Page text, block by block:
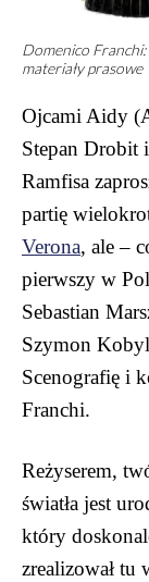
Domenico
materiały prasowe
Ojcami Aidy
Stepan Drobit
Ramfisa
partię
Verona, ale –
pierwszy w
Sebastian
Szymon
Scenografię i
Franchi.
Reżyserem,
światła jest
który
zrealizował